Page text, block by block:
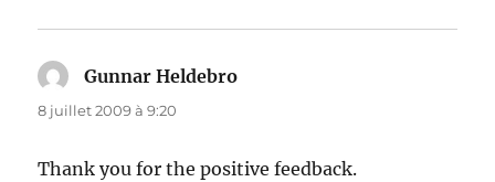
Gunnar Heldebro
8 juillet 2009 à 9:20
Thank you for the positive feedback.